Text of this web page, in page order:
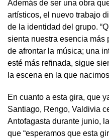
Además de ser una obra
artísticos, el nuevo trabajo
de la identidad del grupo.
sienta nuestra esencia más
de afrontar la música; una
esté más refinada, sigue
la escena en la que
En cuanto a esta gira, que
Santiago, Rengo, Valdivia
Antofagasta durante junio,
que “esperamos que esta